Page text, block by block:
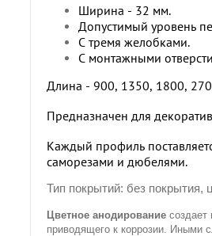
Ширина - 32 мм.
Допустимый уровень
С тремя желобками.
С монтажными
Длина - 900, 1350, 1800,
Предназначен для
Каждый профиль
саморезами и дюбелями.
Тип покрытий: без покрытия,
Цветное анодирование создает
приводящего к коррозии. Иными